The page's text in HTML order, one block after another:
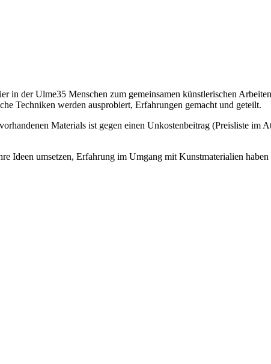
in der Ulme35 Menschen zum gemeinsamen künstlerischen
Techniken werden ausprobiert, Erfahrungen gemacht und geteilt.
Materials ist gegen einen Unkostenbeitrag (Preisliste im
Ideen umsetzen, Erfahrung im Umgang mit Kunstmaterialien